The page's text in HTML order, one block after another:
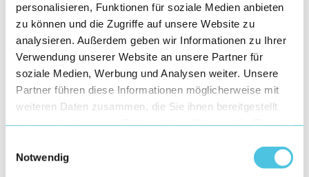
personalisieren, Funktionen für soziale Medien anbieten
zu können und die Zugriffe auf unsere Website zu
analysieren. Außerdem geben wir Informationen zu Ihrer
Verwendung unserer Website an unsere Partner für
soziale Medien, Werbung und Analysen weiter. Unsere
Partner führen diese Informationen möglicherweise mit
weiteren Daten zusammen, die Sie ihnen bereitgestellt
Notwendig